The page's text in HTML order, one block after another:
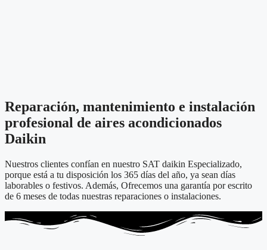
Reparación, mantenimiento e instalación
profesional de aires acondicionados
Daikin
Nuestros clientes confían en nuestro SAT daikin Especializado,
porque está a tu disposición los 365 días del año, ya sean días
laborables o festivos. Además, Ofrecemos una garantía por escrito
de 6 meses de todas nuestras reparaciones o instalaciones.